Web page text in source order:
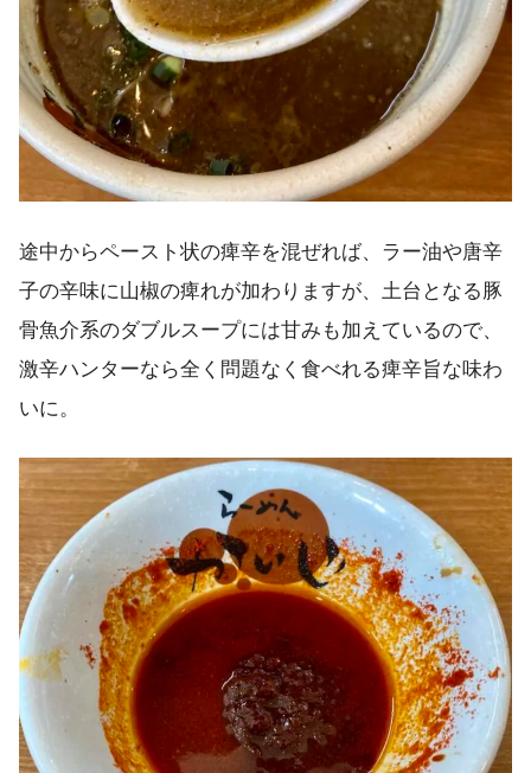
途中からペースト状の痺辛を混ぜれば、ラー油や唐辛
子の辛味に山椒の痺れが加わりますが、土台となる豚
骨魚介系のダブルスープには甘みも加えているので、
激辛ハンターなら全く問題なく食べれる痺辛旨な味わ
いに。